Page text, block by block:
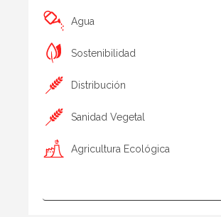
Agua
Sostenibilidad
Distribución
Sanidad Vegetal
Agricultura Ecológica